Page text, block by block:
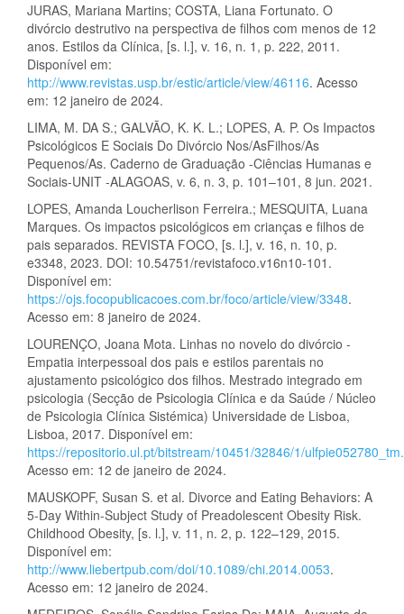
JURAS, Mariana Martins; COSTA, Liana Fortunato. O
divórcio destrutivo na perspectiva de filhos com menos de 12
anos. Estilos da Clínica, [s. l.], v. 16, n. 1, p. 222, 2011.
Disponível em:
http://www.revistas.usp.br/estic/article/view/46116. Acesso
em: 12 janeiro de 2024.
LIMA, M. DA S.; GALVÃO, K. K. L.; LOPES, A. P. Os Impactos
Psicológicos E Sociais Do Divórcio Nos/AsFilhos/As
Pequenos/As. Caderno de Graduação -Ciências Humanas e
Sociais-UNIT -ALAGOAS, v. 6, n. 3, p. 101–101, 8 jun. 2021.
LOPES, Amanda Loucherlison Ferreira.; MESQUITA, Luana
Marques. Os impactos psicológicos em crianças e filhos de
pais separados. REVISTA FOCO, [s. l.], v. 16, n. 10, p.
e3348, 2023. DOI: 10.54751/revistafoco.v16n10-101.
Disponível em:
https://ojs.focopublicacoes.com.br/foco/article/view/3348.
Acesso em: 8 janeiro de 2024.
LOURENÇO, Joana Mota. Linhas no novelo do divórcio -
Empatia interpessoal dos pais e estilos parentais no
ajustamento psicológico dos filhos. Mestrado integrado em
psicologia (Secção de Psicologia Clínica e da Saúde / Núcleo
de Psicologia Clínica Sistémica) Universidade de Lisboa,
Lisboa, 2017. Disponível em:
https://repositorio.ul.pt/bitstream/10451/32846/1/
Acesso em: 12 de janeiro de 2024.
MAUSKOPF, Susan S. et al. Divorce and Eating Behaviors: A
5-Day Within-Subject Study of Preadolescent Obesity Risk.
Childhood Obesity, [s. l.], v. 11, n. 2, p. 122–129, 2015.
Disponível em:
http://www.liebertpub.com/doi/10.1089/chi.2014.0053.
Acesso em: 12 janeiro de 2024.